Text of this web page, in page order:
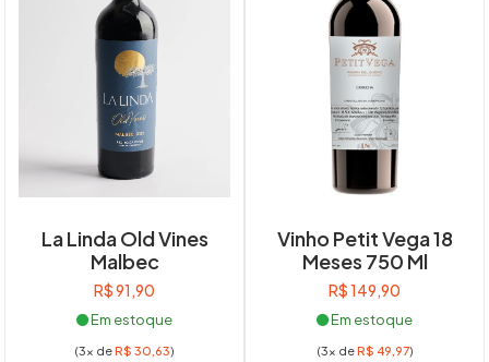
La Linda Old Vines
Malbec
R$91,90
Em estoque
(3x deR$ 30,63)
Vinho Petit Vega 18
Meses 750 Ml
R$149,90
Em estoque
(3x deR$ 49,97)